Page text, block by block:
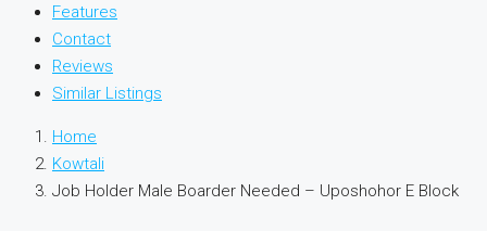
Features
Contact
Reviews
Similar Listings
Home
Kowtali
Job Holder Male Boarder Needed – Uposhohor E Block